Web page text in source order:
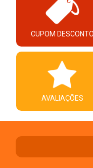
CUPOM DESCONTO
AVALIAÇÕES